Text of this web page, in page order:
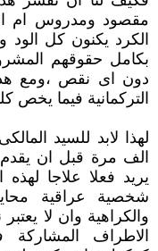
مقصود ومدروس ام
الكرد يكنون كل الود
بكامل حقوقهم
دون اى نقص ،ومع
التركمانية فيما يخص
لهذا لابد للسيد
الف مرة قبل ان
يريد فعلا علاجا
شخصية عراقية
والكراهية وان لا
الاطراف